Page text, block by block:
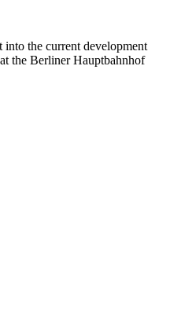
the current development
the Berliner Hauptbahnhof